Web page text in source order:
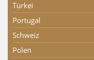
Türkei
Portugal
Schweiz
Polen